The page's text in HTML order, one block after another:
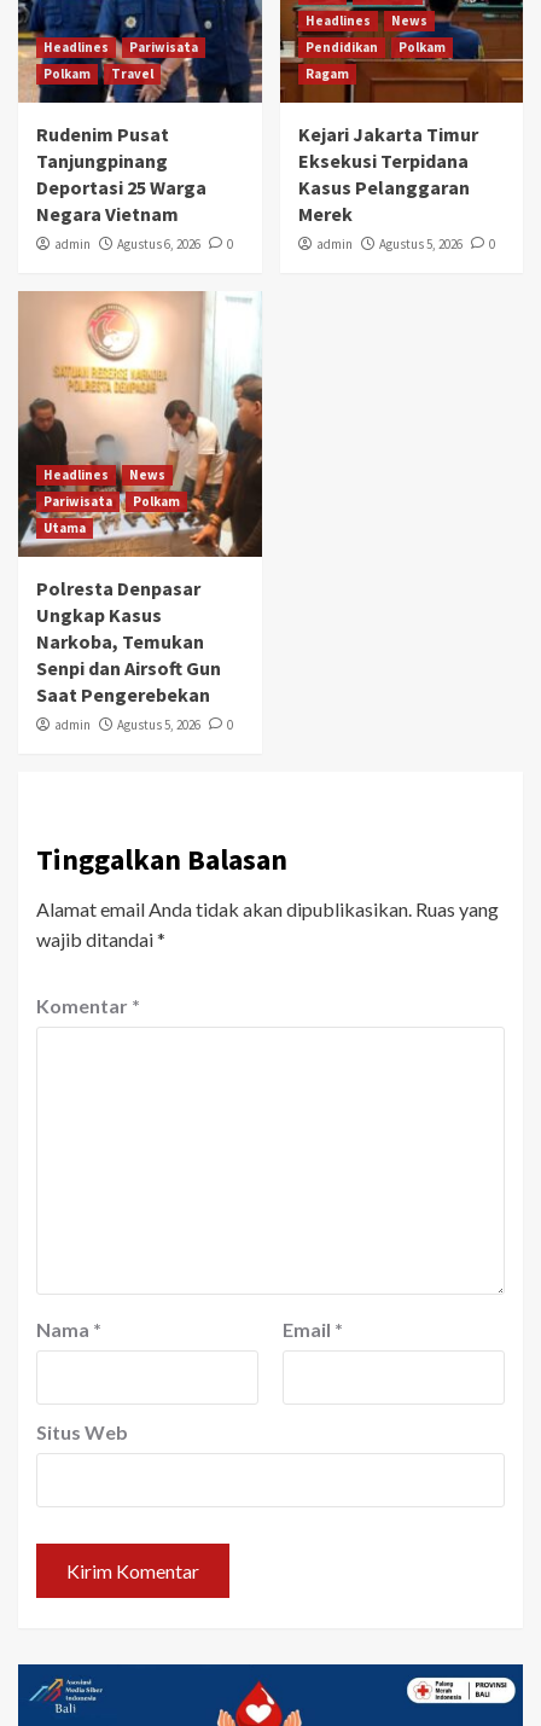
Headlines
Pariwisata
Polkam
Travel
Rudenim Pusat
Tanjungpinang
Deportasi 25 Warga
Negara Vietnam
admin Agustus 6, 2026 0
Headlines
News
Pendidikan
Polkam
Ragam
Kejari Jakarta Timur
Eksekusi Terpidana
Kasus Pelanggaran
Merek
admin Agustus 5, 2026 0
Headlines
News
Pariwisata
Polkam
Utama
Polresta Denpasar
Ungkap Kasus
Narkoba, Temukan
Senpi dan Airsoft Gun
Saat Pengerebekan
admin Agustus 5, 2026 0
Tinggalkan Balasan
Alamat email Anda tidak akan dipublikasikan. Ruas yang
wajib ditandai*
Komentar *
Nama * Email *
Situs Web